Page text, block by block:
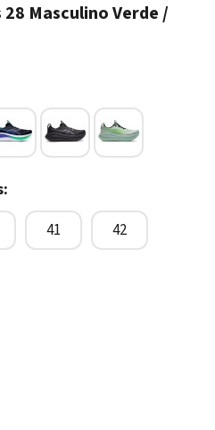
28 Masculino Verde /
41 42